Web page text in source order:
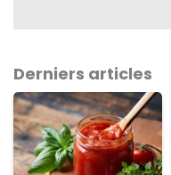
Derniers articles